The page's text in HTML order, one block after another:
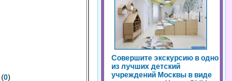
(0)
Совершите экскурсию в одно
из лучших детский
учреждений Москвы в виде